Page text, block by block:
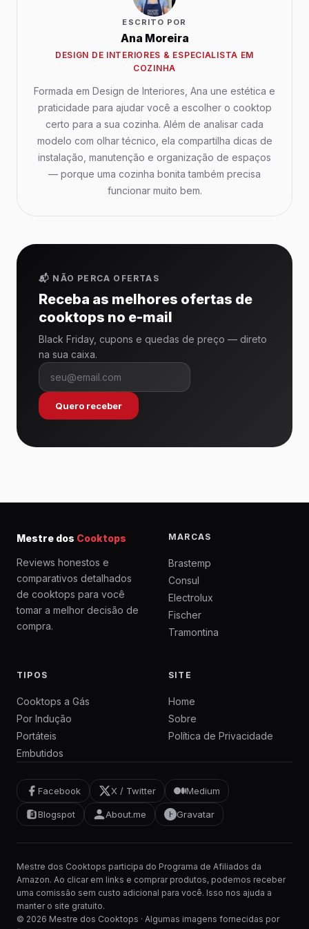
ESCRITO POR
Ana Moreira
DESIGN DE INTERIORES & ESPECIALISTA EM
COZINHA
Formada em Design de Interiores, Ana une estética e
praticidade para ajudar você a escolher o cooktop
certo para a sua cozinha. Além de analisar cada
modelo com olhar técnico, ela compartilha dicas de
instalação, manutenção e organização de espaços
— porque uma cozinha bonita também precisa
funcionar muito bem.
📬 NÃO PERCA OFERTAS
Receba as melhores ofertas de
cooktops no e-mail
Black Friday, cupons e quedas de preço — direto
na sua caixa.
Quero receber
Mestre dos Cooktops
Reviews honestos e
comparativos detalhados
de cooktops para você
tomar a melhor decisão de
compra.
MARCAS
Brastemp
Consul
Electrolux
Fischer
Tramontina
TIPOS
Cooktops a Gás
Por Indução
Portáteis
Embutidos
SITE
Home
Sobre
Política de Privacidade
Facebook X / Twitter Medium
Blogspot About.me Gravatar
Mestre dos Cooktops participa do Programa de Afiliados da
Amazon. Ao clicar em links e comprar produtos, podemos receber
uma comissão sem custo adicional para você. Isso nos ajuda a
manter o site gratuito.
© 2026 Mestre dos Cooktops · Algumas imagens fornecidas por